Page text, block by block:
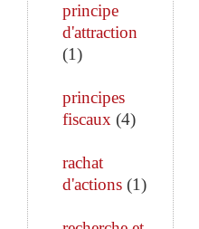
principe
d'attraction
(1)
principes
fiscaux (4)
rachat
d'actions (1)